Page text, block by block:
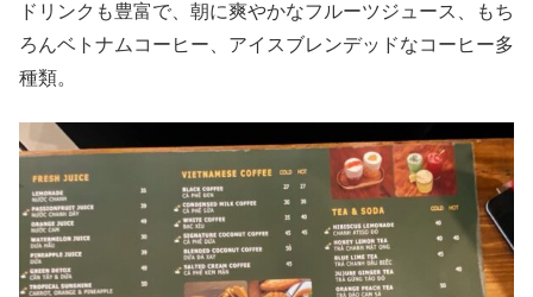
ドリンクも豊富で、朝に爽やかなフルーツジュース、もち
ろんベトナムコーヒー、アイスブレンデッドなコーヒー多
種類。